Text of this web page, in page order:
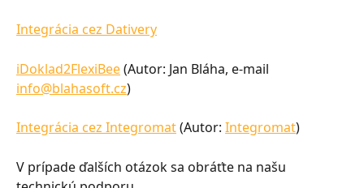
Integrácia cez Dativery
iDoklad2FlexiBee (Autor: Jan Bláha, e-mail
info@blahasoft.cz)
Integrácia cez Integromat (Autor: Integromat)
V prípade ďalších otázok sa obráťte na našu